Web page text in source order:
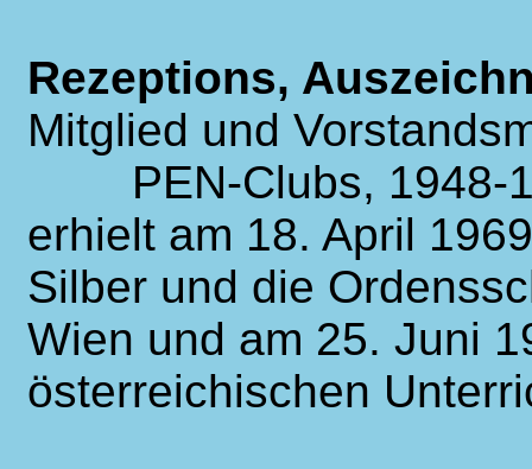
Rezeptions,
Mitglied und
PEN-Clubs, 1948-
erhielt am 18. April
Silber und die
Wien und am 25. Juni
österreichischen